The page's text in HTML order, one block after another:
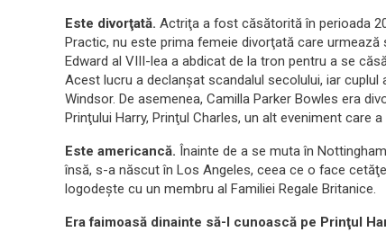
Este divorţată. Actriţa a fost căsătorită în perioada
Practic, nu este prima femeie divorţată care urmează
Edward al VIII-lea a abdicat de la tron pentru a se
Acest lucru a declanşat scandalul secolului, iar
Windsor. De asemenea, Camilla Parker Bowles era
Prinţului Harry, Prinţul Charles, un alt eveniment care
Este americancă. Înainte de a se muta în
însă, s-a născut în Los Angeles, ceea ce o face
logodeşte cu un membru al Familiei Regale Britanice.
Era faimoasă dinainte să-l cunoască pe Prinţul